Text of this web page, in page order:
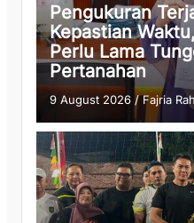
Pengukuran
Kepastian
Perlu Lama
Pertanahan
9 August 2026 /Fajria